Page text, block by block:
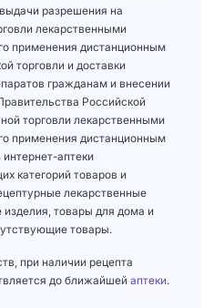
разрешения на
лекарственными
применения дистанционным
торговли и доставки
гражданам и внесении
Российской
торговли лекарственными
применения дистанционным
аптеки
категорий товаров и
лекарственные
товары для дома и
товары.
при наличии рецепта
до ближайшей аптеки.